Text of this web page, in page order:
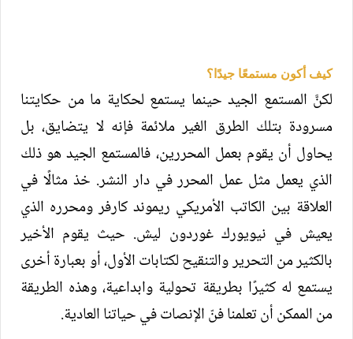
كيف أكون مستمعًا جيدًا؟
لكنَّ المستمع الجيد حينما يستمع لحكاية ما من حكايتنا
مسرودة بتلك الطرق الغير ملائمة فإنه لا يتضايق، بل
يحاول أن يقوم بعمل المحررين، فالمستمع الجيد هو ذلك
الذي يعمل مثل عمل المحرر في دار النشر. خذ مثالًا في
العلاقة بين الكاتب الأمريكي ريموند كارفر ومحرره الذي
يعيش في نيويورك غوردون ليش. حيث يقوم الأخير
بالكثير من التحرير والتنقيح لكتابات الأول، أو بعبارة أخرى
يستمع له كثيرًا بطريقة تحولية وابداعية، وهذه الطريقة
من الممكن أن تعلمنا فنّ الإنصات في حياتنا العادية.